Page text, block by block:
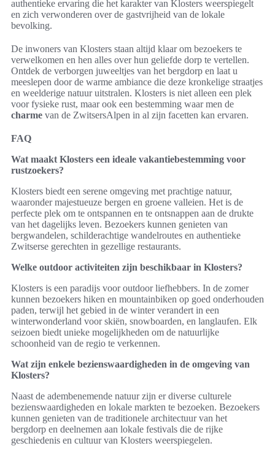
authentieke ervaring die het karakter van Klosters weerspiegelt
en zich verwonderen over de gastvrijheid van de lokale
bevolking.
De inwoners van Klosters staan altijd klaar om bezoekers te
verwelkomen en hen alles over hun geliefde dorp te vertellen.
Ontdek de verborgen juweeltjes van het bergdorp en laat u
meeslepen door de warme ambiance die deze kronkelige straatjes
en weelderige natuur uitstralen. Klosters is niet alleen een plek
voor fysieke rust, maar ook een bestemming waar men de
charme van de ZwitsersAlpen in al zijn facetten kan ervaren.
FAQ
Wat maakt Klosters een ideale vakantiebestemming voor
rustzoekers?
Klosters biedt een serene omgeving met prachtige natuur,
waaronder majestueuze bergen en groene valleien. Het is de
perfecte plek om te ontspannen en te ontsnappen aan de drukte
van het dagelijks leven. Bezoekers kunnen genieten van
bergwandelen, schilderachtige wandelroutes en authentieke
Zwitserse gerechten in gezellige restaurants.
Welke outdoor activiteiten zijn beschikbaar in Klosters?
Klosters is een paradijs voor outdoor liefhebbers. In de zomer
kunnen bezoekers hiken en mountainbiken op goed onderhouden
paden, terwijl het gebied in de winter verandert in een
winterwonderland voor skiën, snowboarden, en langlaufen. Elk
seizoen biedt unieke mogelijkheden om de natuurlijke
schoonheid van de regio te verkennen.
Wat zijn enkele bezienswaardigheden in de omgeving van
Klosters?
Naast de adembenemende natuur zijn er diverse culturele
bezienswaardigheden en lokale markten te bezoeken. Bezoekers
kunnen genieten van de traditionele architectuur van het
bergdorp en deelnemen aan lokale festivals die de rijke
geschiedenis en cultuur van Klosters weerspiegelen.